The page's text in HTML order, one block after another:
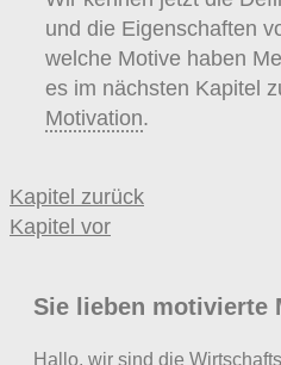
einzelnen
antreibt,
die
Macht,
Kompetenz),
Sprechen wir
des
Anreize
und die Eigenschaften
welche Motive haben
es im nächsten Kapitel
Motivation.
Kapitel zurück
Kapitel vor
Sie lieben motivierte
Hallo, wir sind die